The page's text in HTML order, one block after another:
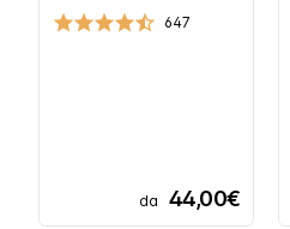
647
da 44,00€